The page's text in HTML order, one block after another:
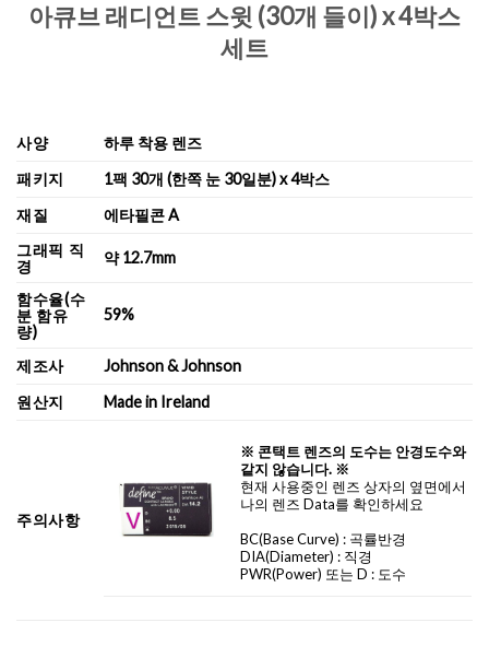
아큐브 래디언트 스윗 (30개 들이) x 4박스
세트
사양
하루 착용 렌즈
패키지
1팩 30개 (한쪽 눈 30일분) x 4박스
재질
에타필콘 A
그래픽 직
경
약 12.7mm
함수율(수
분 함유
량)
59%
제조사
Johnson & Johnson
원산지
Made in Ireland
주의사항
※ 콘택트 렌즈의 도수는 안경도수와
같지 않습니다. ※
현재 사용중인 렌즈 상자의 옆면에서
나의 렌즈 Data를 확인하세요
BC(Base Curve) : 곡률반경
DIA(Diameter) : 직경
PWR(Power) 또는 D : 도수